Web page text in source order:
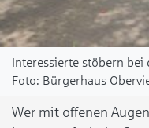
Interessierte stöbern bei
Bürgerhaus
Wer mit offenen